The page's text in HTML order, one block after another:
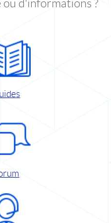
ou d'informations ?